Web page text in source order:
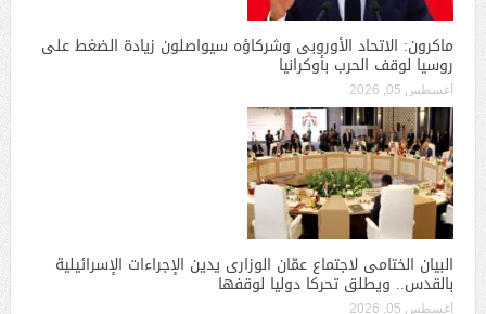
ماكرون: الاتحاد الأوروبى وشركاؤه سيواصلون زيادة الضغط على
روسيا لوقف الحرب بأوكرانيا
أغسطس 05, 2026
البيان الختامى لاجتماع عمّان الوزارى يدين الإجراءات الإسرائيلية
بالقدس.. ويطلق تحركا دوليا لوقفها
أغسطس 05, 2026